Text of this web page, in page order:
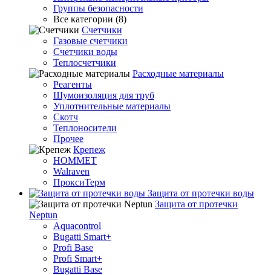
Группы безопасности
Все категории (8)
Счетчики
Газовые счетчики
Счетчики воды
Теплосчетчики
Расходные материалы
Реагенты
Шумоизоляция для труб
Уплотнительные материалы
Скотч
Теплоносители
Прочее
Крепеж
HOMMET
Walraven
ПроксиТерм
Защита от протечки воды
Защита от протечки
Neptun
Aquacontrol
Bugatti Smart+
Profi Base
Profi Smart+
Bugatti Base